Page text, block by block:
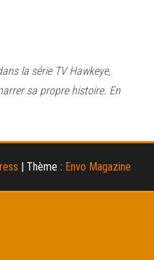
la série TV Hawkeye,
sa propre histoire. En
Thème : Envo Magazine